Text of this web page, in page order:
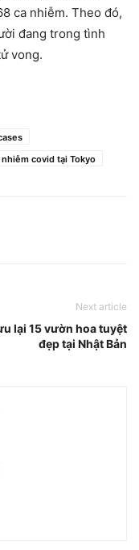
ca nhiễm. Theo đó,
đang trong tình
vong.
covid tại Tokyo
Next article
lại 15 vườn hoa tuyệt
đẹp tại Nhật Bản